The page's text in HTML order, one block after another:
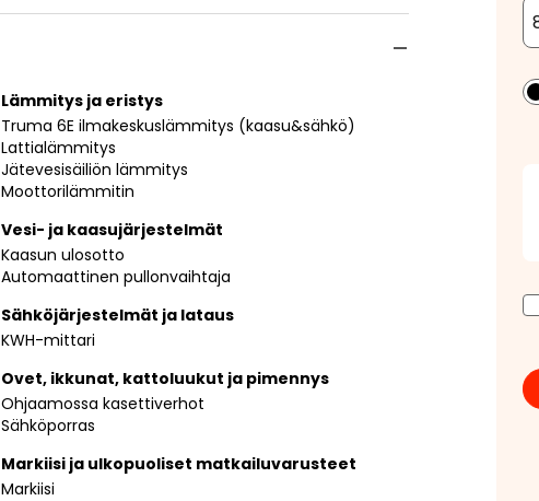
Lämmitys ja eristys
Truma 6E ilmakeskuslämmitys (kaasu&sähkö)
Lattialämmitys
Jätevesisäiliön lämmitys
Moottorilämmitin
Vesi- ja kaasujärjestelmät
Kaasun ulosotto
Automaattinen pullonvaihtaja
Sähköjärjestelmät ja lataus
KWH-mittari
Ovet, ikkunat, kattoluukut ja pimennys
Ohjaamossa kasettiverhot
Sähköporras
Markiisi ja ulkopuoliset matkailuvarusteet
Markiisi